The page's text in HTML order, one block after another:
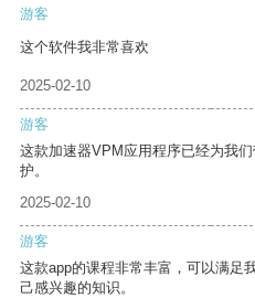
游客
这个软件我非常喜欢
2025-02-10
游客
这款加速器VPM应用程序已经为我
护。
2025-02-10
游客
这款app的课程非常丰富，可以满足
己感兴趣的知识。